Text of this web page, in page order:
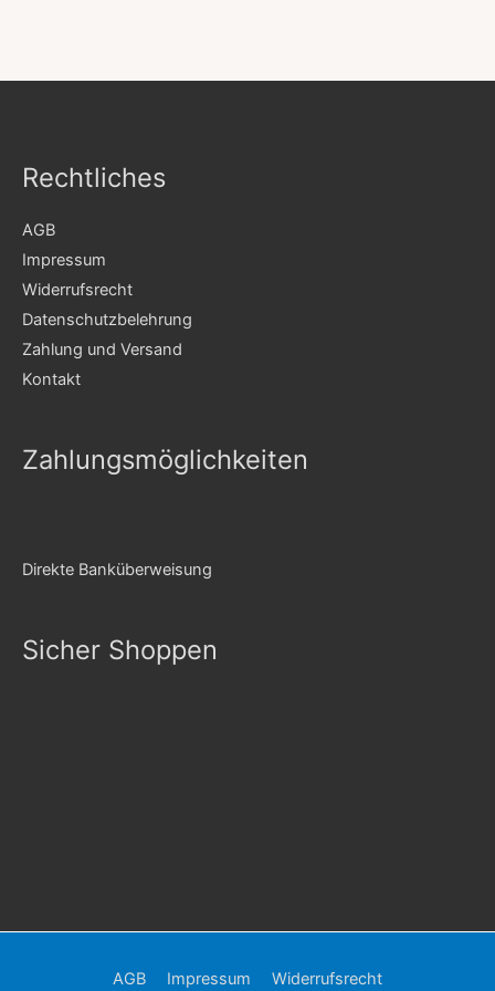
Rechtliches
AGB
Impressum
Widerrufsrecht
Datenschutzbelehrung
Zahlung und Versand
Kontakt
Zahlungsmöglichkeiten
Direkte Banküberweisung
Sicher Shoppen
AGB Impressum Widerrufsrecht